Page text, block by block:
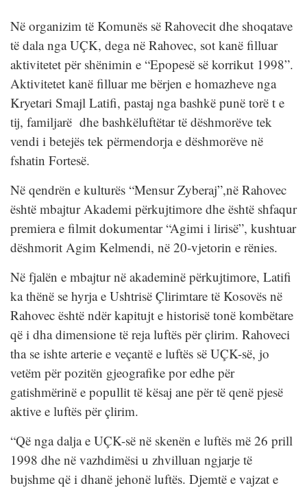
Në organizim të Komunës së Rahovecit dhe shoqatave
të dala nga UÇK, dega në Rahovec, sot kanë filluar
aktivitetet për shënimin e “Epopesë së korrikut 1998”.
Aktivitetet kanë filluar me bërjen e homazheve nga
Kryetari Smajl Latifi, pastaj nga bashkë punë torë t e
tij, familjarë dhe bashkëluftëtar të dëshmorëve tek
vendi i betejës tek përmendorja e dëshmorëve në
fshatin Fortesë.
Në qendrën e kulturës “Mensur Zyberaj”,në Rahovec
është mbajtur Akademi përkujtimore dhe është shfaqur
premiera e filmit dokumentar “Agimi i lirisë”, kushtuar
dëshmorit Agim Kelmendi, në 20-vjetorin e rënies.
Në fjalën e mbajtur në akademinë përkujtimore, Latifi
ka thënë se hyrja e Ushtrisë Çlirimtare të Kosovës në
Rahovec është ndër kapitujt e historisë tonë kombëtare
që i dha dimensione të reja luftës për çlirim. Rahoveci
tha se ishte arterie e veçantë e luftës së UÇK-së, jo
vetëm për pozitën gjeografike por edhe për
gatishmërinë e popullit të kësaj ane për të qenë pjesë
aktive e luftës për çlirim.
“Që nga dalja e UÇK-së në skenën e luftës më 26 prill
1998 dhe në vazhdimësi u zhvilluan ngjarje të
bujshme që i dhanë jehonë luftës. Djemtë e vajzat e